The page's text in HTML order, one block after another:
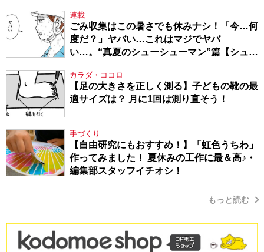
連載
ごみ収集はこの暑さでも休みナシ！「今…何
度だ？」ヤバい…これはマジでヤバ
い…。“真夏のシューシューマン”篇【シュー
カラダ・ココロ
【足の大きさを正しく測る】子どもの靴の最
適サイズは？ 月に1回は測り直そう！
手づくり
【自由研究にもおすすめ！】「虹色うちわ」
作ってみました！ 夏休みの工作に最＆高♪・
編集部スタッフイチオシ！
もっと読む